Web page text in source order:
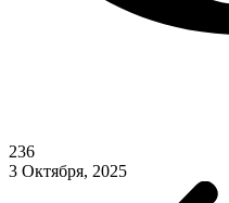
236
3 Октября, 2025